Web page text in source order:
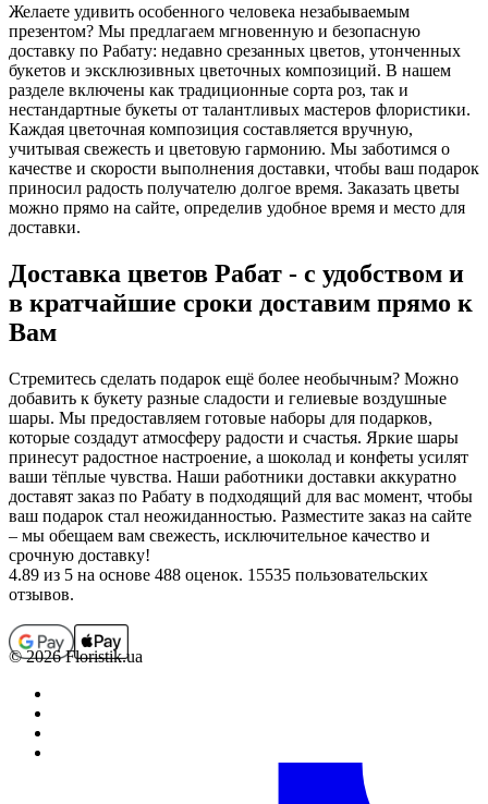
Желаете удивить особенного человека незабываемым
презентом? Мы предлагаем мгновенную и безопасную
доставку по Рабату: недавно срезанных цветов, утонченных
букетов и эксклюзивных цветочных композиций. В нашем
разделе включены как традиционные сорта роз, так и
нестандартные букеты от талантливых мастеров флористики.
Каждая цветочная композиция составляется вручную,
учитывая свежесть и цветовую гармонию. Мы заботимся о
качестве и скорости выполнения доставки, чтобы ваш подарок
приносил радость получателю долгое время. Заказать цветы
можно прямо на сайте, определив удобное время и место для
доставки.
Доставка цветов Рабат - с удобством и
в кратчайшие сроки доставим прямо к
Вам
Стремитесь сделать подарок ещё более необычным? Можно
добавить к букету разные сладости и гелиевые воздушные
шары. Мы предоставляем готовые наборы для подарков,
которые создадут атмосферу радости и счастья. Яркие шары
принесут радостное настроение, а шоколад и конфеты усилят
ваши тёплые чувства. Наши работники доставки аккуратно
доставят заказ по Рабату в подходящий для вас момент, чтобы
ваш подарок стал неожиданностью. Разместите заказ на сайте
– мы обещаем вам свежесть, исключительное качество и
срочную доставку!
4.89 из 5 на основе 488 оценок. 15535 пользовательских
отзывов.
© 2026 Floristik.ua